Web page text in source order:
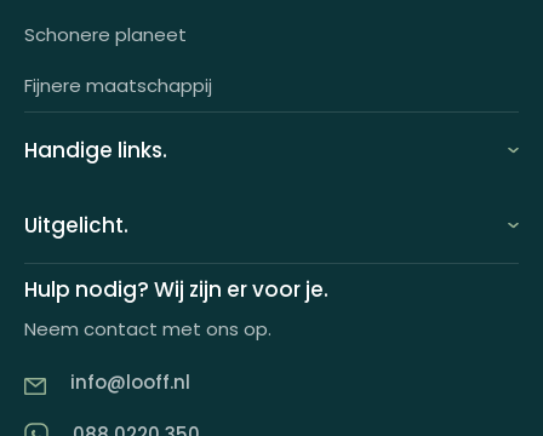
OCI-koppeling
Schonere planeet
Fijnere maatschappij
Handige links.
FAQ
Demo aanvragen
Uitgelicht.
Keuzecadeauconcepten
Looff keuzecadeaukaart
Producten in huisstijl
Hulp nodig? Wij zijn er voor je.
Neem contact met ons op.
info@looff.nl